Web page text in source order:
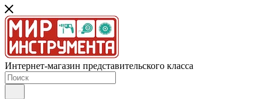
Интернет-магазин представительского класса